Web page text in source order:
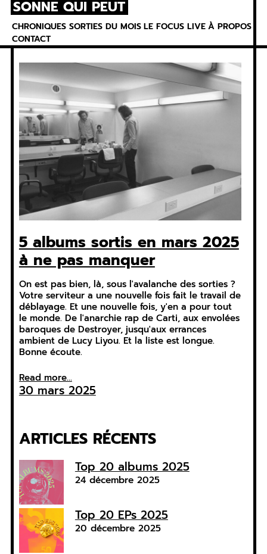
Skip
content
SONNE QUI PEUT
CHRONIQUES SORTIES DU MOIS LE FOCUS LIVE À PROPOS
CONTACT
5 albums sortis en mars 2025
à ne pas manquer
On est pas bien, là, sous l'avalanche des sorties ?
Votre serviteur a une nouvelle fois fait le travail de
déblayage. Et une nouvelle fois, y'en a pour tout
le monde. De l'anarchie rap de Carti, aux envolées
baroques de Destroyer, jusqu'aux errances
ambient de Lucy Liyou. Et la liste est longue.
Bonne écoute.
Read more...
30 mars 2025
ARTICLES RÉCENTS
Top 20 albums 2025
24 décembre 2025
Top 20 EPs 2025
20 décembre 2025